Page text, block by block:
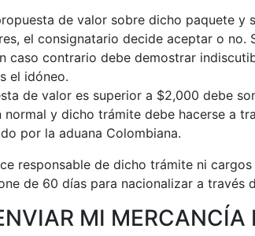
de valor sobre dicho paquete y
el consignatario decide aceptar o no.
caso contrario debe demostrar
el idóneo.
de valor es superior a $2,000 debe
y dicho trámite debe hacerse a
por la aduana Colombiana.
responsable de dicho trámite ni
de 60 días para nacionalizar a través
MI MERCANCÍA